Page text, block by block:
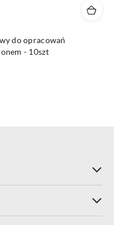
do opracowań
- 10szt